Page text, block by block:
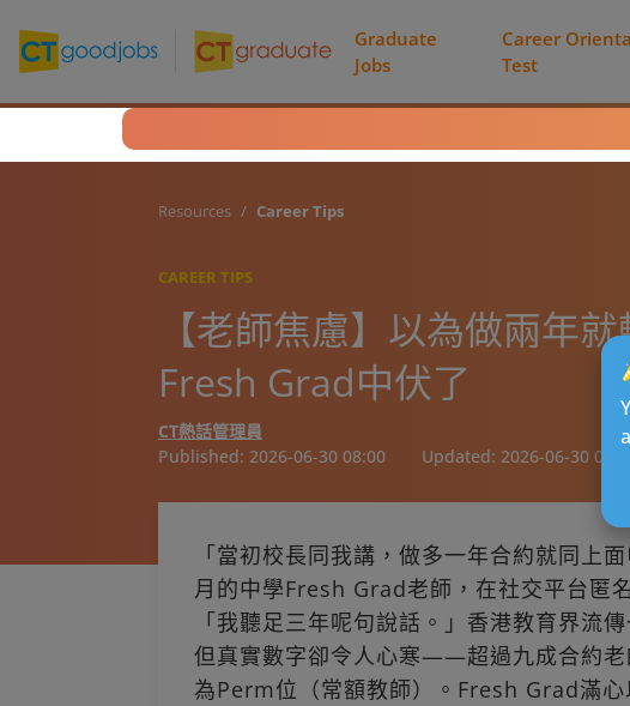
Graduate
Jobs
Career
Test
Resources Career Tips
CAREER TIPS
【老師焦慮】以為做兩年
Fresh Grad中伏了
CT熱話管理員
Published: 2026-06-30 08:00 Updated: 2026-06-30 08:00
「當初校長同我講，做多一年合約就同上
月的中學Fresh Grad老師，在社交平台匿
「我聽足三年呢句說話。」香港教育界流
但真實數字卻令人心寒——超過九成合約老
為Perm位（常額教師）。Fresh Grad滿